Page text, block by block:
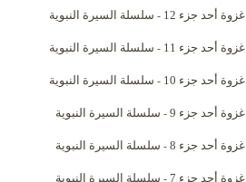
غزوة أحد جزء 12 - سلسلة السيرة النبوية
غزوة أحد جزء 11 - سلسلة السيرة النبوية
غزوة أحد جزء 10 - سلسلة السيرة النبوية
غزوة أحد جزء 9 - سلسلة السيرة النبوية
غزوة أحد جزء 8 - سلسلة السيرة النبوية
غزوة أحد جزء 7 - سلسلة السيرة النبوية